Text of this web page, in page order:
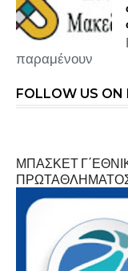
παραμένουν
FOLLOW US ON
ΜΠΑΣΚΕΤ